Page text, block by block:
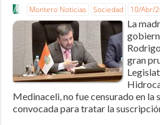
Montero Noticias Sociedad 10/Abr/
La
gran
Medinaceli, no fue censurado en la
convocada para tratar la